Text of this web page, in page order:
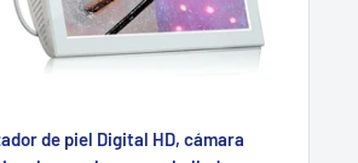
de piel Digital HD, cámara